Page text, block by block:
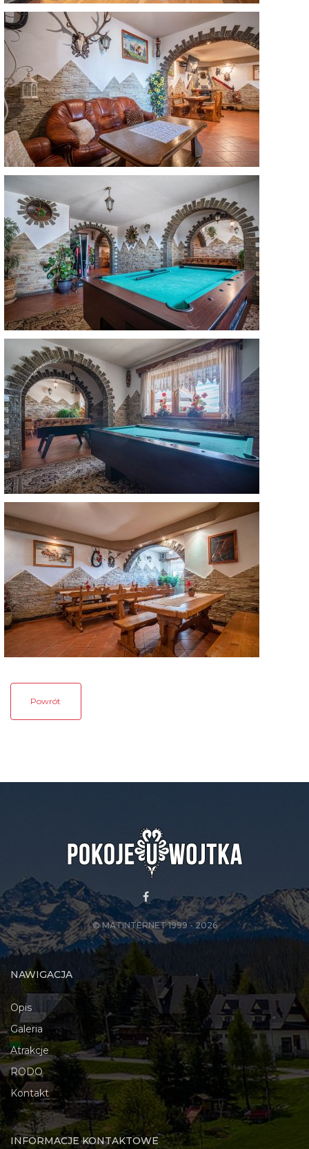
Powrót
© MATINTERNET 1999 - 2026
NAWIGACJA
Opis
Galeria
Atrakcje
RODO
Kontakt
INFORMACJE KONTAKTOWE